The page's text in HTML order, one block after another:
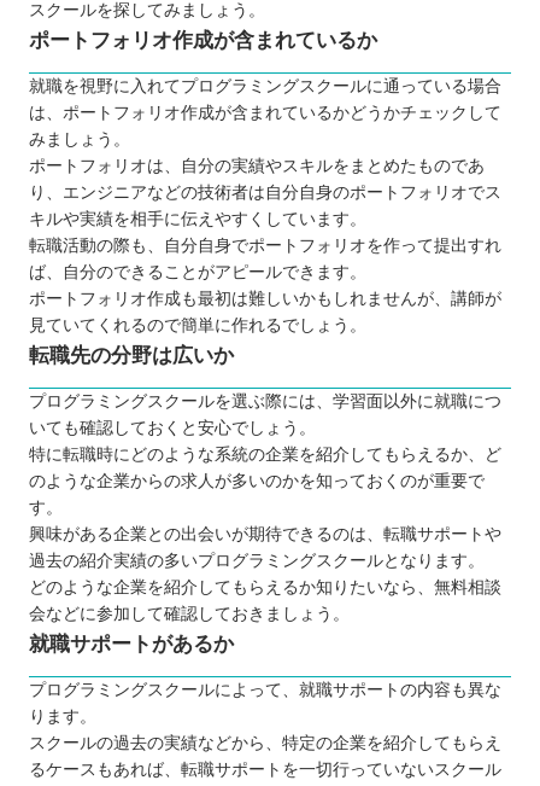
スクールを探してみましょう。
ポートフォリオ作成が含まれているか
就職を視野に入れてプログラミングスクールに通っている場合
は、ポートフォリオ作成が含まれているかどうかチェックして
みましょう。
ポートフォリオは、自分の実績やスキルをまとめたものであ
り、エンジニアなどの技術者は自分自身のポートフォリオでス
キルや実績を相手に伝えやすくしています。
転職活動の際も、自分自身でポートフォリオを作って提出すれ
ば、自分のできることがアピールできます。
ポートフォリオ作成も最初は難しいかもしれませんが、講師が
見ていてくれるので簡単に作れるでしょう。
転職先の分野は広いか
プログラミングスクールを選ぶ際には、学習面以外に就職につ
いても確認しておくと安心でしょう。
特に転職時にどのような系統の企業を紹介してもらえるか、ど
のような企業からの求人が多いのかを知っておくのが重要で
す。
興味がある企業との出会いが期待できるのは、転職サポートや
過去の紹介実績の多いプログラミングスクールとなります。
どのような企業を紹介してもらえるか知りたいなら、無料相談
会などに参加して確認しておきましょう。
就職サポートがあるか
プログラミングスクールによって、就職サポートの内容も異な
ります。
スクールの過去の実績などから、特定の企業を紹介してもらえ
るケースもあれば、転職サポートを一切行っていないスクール